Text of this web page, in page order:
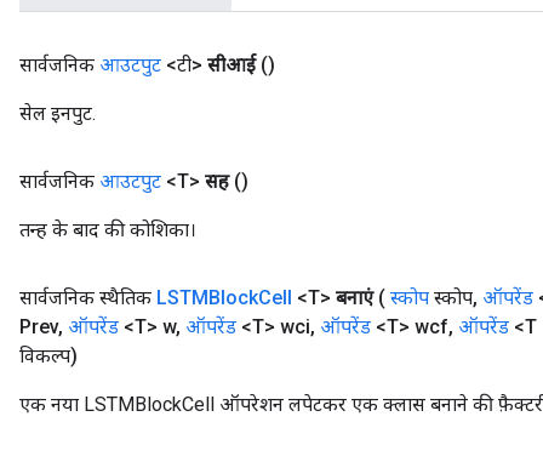
सार्वजनिक आउटपुट <टी> सीआई ()
सेल इनपुट.
सार्वजनिक आउटपुट <T> सह ()
तन्ह के बाद की कोशिका।
सार्वजनिक स्थैतिक LSTMBlockCell <T> बनाएं ( स्कोप स्कोप, ऑपरेंड
Prev, ऑपरेंड <T> w, ऑपरेंड <T> wci, ऑपरेंड <T> wcf, ऑपरेंड <T
विकल्प)
एक नया LSTMBlockCell ऑपरेशन लपेटकर एक क्लास बनाने की फ़ैक्टरी